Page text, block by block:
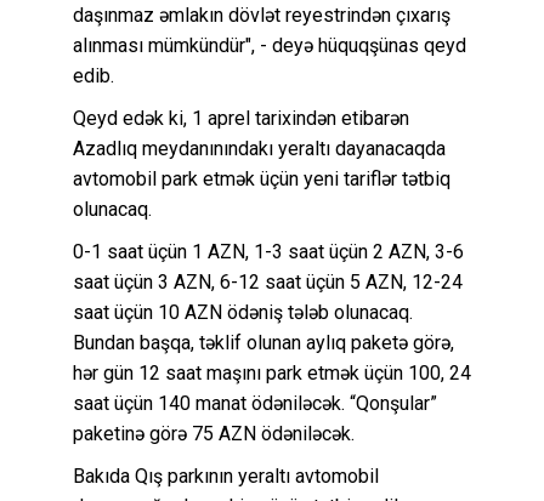
daşınmaz əmlakın dövlət reyestrindən çıxarış
alınması mümkündür", - deyə hüquqşünas qeyd
edib.
Qeyd edək ki, 1 aprel tarixindən etibarən
Azadlıq meydanınındakı yeraltı dayanacaqda
avtomobil park etmək üçün yeni tariflər tətbiq
olunacaq.
0-1 saat üçün 1 AZN, 1-3 saat üçün 2 AZN, 3-6
saat üçün 3 AZN, 6-12 saat üçün 5 AZN, 12-24
saat üçün 10 AZN ödəniş tələb olunacaq.
Bundan başqa, təklif olunan aylıq paketə görə,
hər gün 12 saat maşını park etmək üçün 100, 24
saat üçün 140 manat ödəniləcək. “Qonşular”
paketinə görə 75 AZN ödəniləcək.
Bakıda Qış parkının yeraltı avtomobil